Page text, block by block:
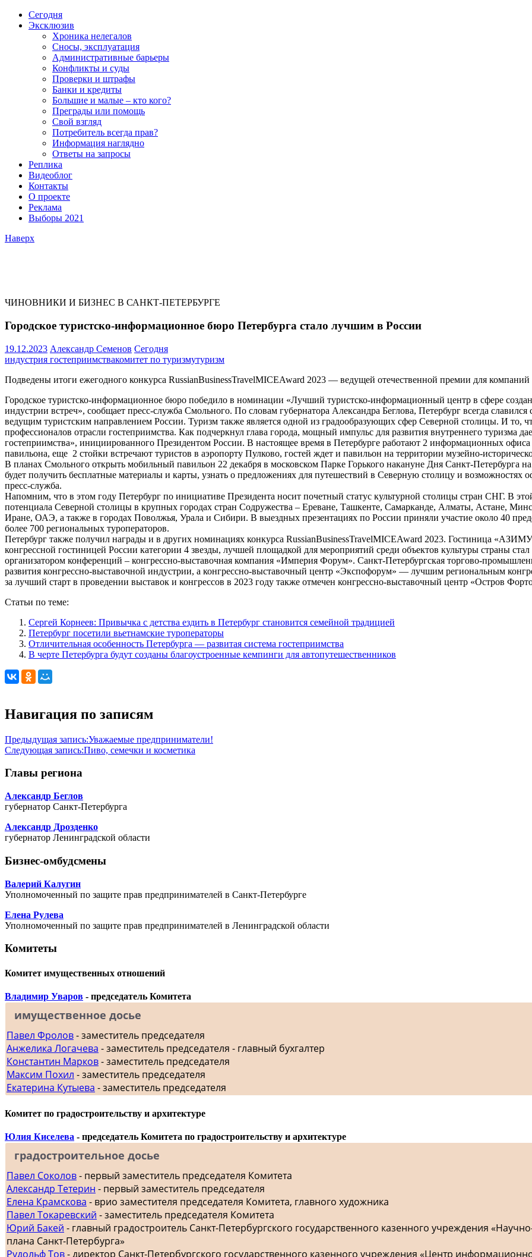
Сегодня
Эксклюзив
Хроника нелегалов
Сносы, эксплуатация
Административные барьеры
Конфликты и суды
Проверки и штрафы
Банки и кредиты
Большие и малые – кто кого?
Преграды или помощь
Свой взгляд
Потребитель всегда прав?
Информация наглядно
Ответы на запросы
Реплика
Видеоблог
Контакты
О проекте
Реклама
Выборы 2021
Наверх
ЧИНОВНИКИ И БИЗНЕС В САНКТ-ПЕТЕРБУРГЕ
Городское туристско-информационное бюро Петербурга стало лучшим в России
19.12.2023 Александр Семенов Сегодня
индустрия гостеприимствакомитет по туризмутуризм
Подведены итоги ежегодного конкурса RussianBusinessTravelMICEAward 2023 — ведущей отечественной премии для компаний
Городское туристско-информационное бюро победило в номинации «Лучший туристско-информационный центр в сфере
индустрии встреч», сообщает пресс-служба Смольного. По словам губернатора Александра Беглова, Петербург всегда
ведущим туристским направлением России. Туризм также является одной из градообразующих сфер Северной столицы. И то,
профессионалов отрасли гостеприимства. Как подчеркнул глава города, мощный импульс для развития внутреннего туризма
гостеприимства», инициированного Президентом России. В настоящее время в Петербурге работают 2 информационных
павильона, еще 2 стойки встречают туристов в аэропорту Пулково, гостей ждет и павильон на территории музейно-
В планах Смольного открыть мобильный павильон 22 декабря в московском Парке Горького накануне Дня Санкт-
будет получить бесплатные материалы и карты, узнать о предложениях для путешествий в Северную столицу и возможностях
пресс-служба.
Напомним, что в этом году Петербург по инициативе Президента носит почетный статус культурной столицы стран СНГ. В
потенциала Северной столицы в крупных городах стран Содружества – Ереване, Ташкенте, Самарканде, Алматы, Астане,
Иране, ОАЭ, а также в городах Поволжья, Урала и Сибири. В выездных презентациях по России приняли участие около 40
более 700 региональных туроператоров.
Петербург также получил награды и в других номинациях конкурса RussianBusinessTravelMICEAward 2023. Гостиница
конгрессной гостиницей России категории 4 звезды, лучшей площадкой для мероприятий среди объектов культуры страны
организатором конференций – конгрессно-выставочная компания «Империя Форум». Санкт-Петербургская торгово-
развития конгрессно-выставочной индустрии, а конгрессно-выставочный центр «Экспофорум» — лучшим региональным
за лучший старт в проведении выставок и конгрессов в 2023 году также отмечен конгрессно-выставочный центр «Остров
Статьи по теме:
Сергей Корнеев: Привычка с детства ездить в Петербург становится семейной традицией
Петербург посетили вьетнамские туроператоры
Отличительная особенность Петербурга — развитая система гостеприимства
В черте Петербурга будут созданы благоустроенные кемпинги для автопутешественников
Навигация по записям
Предыдущая запись:Уважаемые предприниматели!
Следующая запись:Пиво, семечки и косметика
Главы региона
Александр Беглов
губернатор Санкт-Петербурга
Александр Дрозденко
губернатор Ленинградской области
Бизнес-омбудсмены
Валерий Калугин
Уполномоченный по защите прав предпринимателей в Санкт-Петербурге
Елена Рулева
Уполномоченный по защите прав предпринимателей в Ленинградской области
Комитеты
Комитет имущественных отношений
Владимир Уваров - председатель Комитета
имущественное досье
Павел Фролов- заместитель председателя
Анжелика Логачева - заместитель председателя - главный бухгалтер
Константин Марков- заместитель председателя
Максим Похил - заместитель председателя
Екатерина Кутыева - заместитель председателя
Комитет по градостроительству и архитектуре
Юлия Киселева - председатель Комитета по градостроительству и архитектуре
градостроительное досье
Павел Соколов- первый заместитель председателя Комитета
Александр Тетерин - первый заместитель председателя
Елена Крамскова - врио заместителя председателя Комитета, главного художника
Павел Токаревский - заместитель председателя Комитета
Юрий Бакей - главный градостроитель Санкт-Петербургского государственного казенного учреждения
плана Санкт-Петербурга»
Рудольф Тов- директор Санкт-Петербургского государственного казенного учреждения «Центр